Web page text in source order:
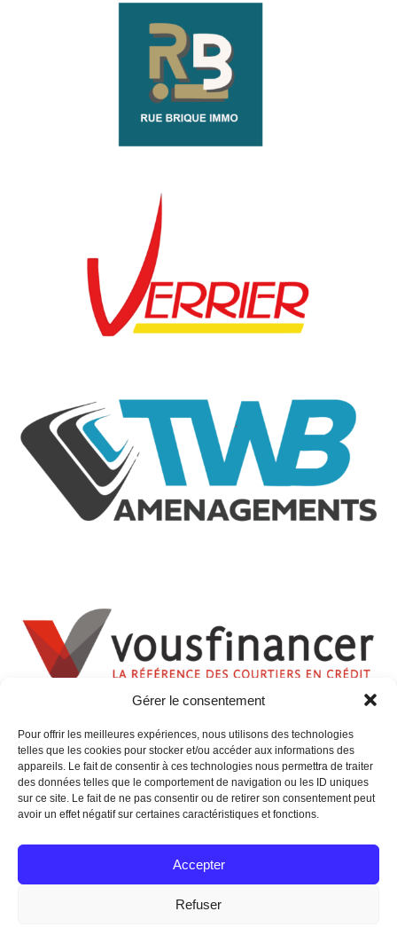
Gérer le consentement
Pour offrir les meilleures expériences, nous utilisons des technologies
telles que les cookies pour stocker et/ou accéder aux informations des
appareils. Le fait de consentir à ces technologies nous permettra de traiter
des données telles que le comportement de navigation ou les ID uniques
sur ce site. Le fait de ne pas consentir ou de retirer son consentement peut
avoir un effet négatif sur certaines caractéristiques et fonctions.
Accepter
Refuser